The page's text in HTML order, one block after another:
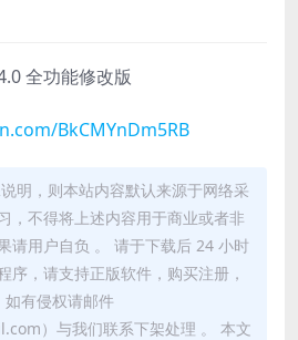
全功能修改版
BkCMYnDm5RB
明，则本站内容默认来源于网络采
，不得将上述内容用于商业或者非
请用户自负 。 请于下载后 24 小时
序，请支持正版软件，购买注册，
有侵权请邮件
）与我们联系下架处理 。 本文